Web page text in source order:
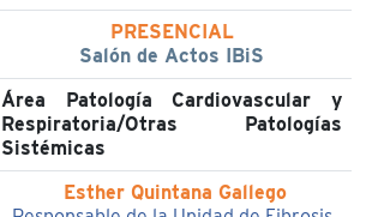
PRESENCIAL
Salón de Actos IBiS
Área Patología Cardiovascular y
Respiratoria/Otras Patologías
Sistémicas
Esther Quintana Gallego